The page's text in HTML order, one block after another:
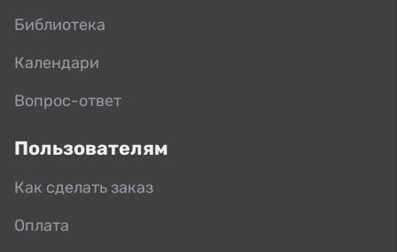
Библиотека
Календари
Вопрос-ответ
Пользователям
Как сделать заказ
Оплата